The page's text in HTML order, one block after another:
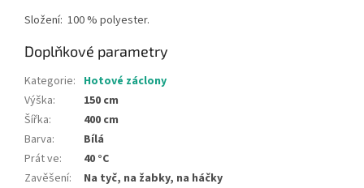
Složení: 100 % polyester.
Doplňkové parametry
Kategorie: Hotové záclony
Výška:
150 cm
Šířka:
400 cm
Barva:
Bílá
Prát ve:
40 °C
Zavěšení: Na tyč, na žabky, na háčky